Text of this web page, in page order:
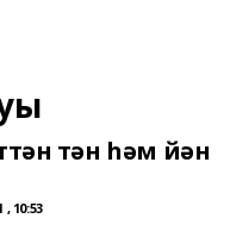
тән һәм йән
10:53